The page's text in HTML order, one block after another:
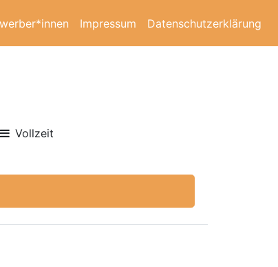
Impressum Datenschutzerklärung
Vollzeit